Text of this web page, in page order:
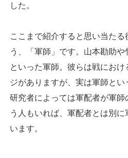
した。
ここまで紹介すると思い当た
う、「軍師」です。山本勘助
といった軍師。彼らは戦にお
ジがありますが、実は軍師とい
研究者によっては軍配者が軍
う人もいれば、軍配者とは別
います。